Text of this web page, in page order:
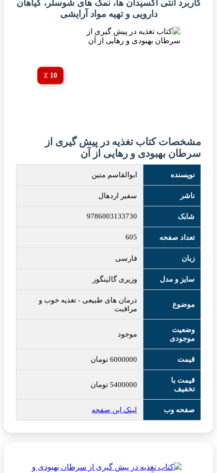
کاربرد آنتی اکسیدان ها، نمک های شوسلر، گیاهان
دارویی و تهیه مواد آرایشی
10 ٪
مشخصات کتاب تغذیه در پیش گیری از
سرطان بهبودی و رهایی از آن
نویسنده ابوالقاسم متین
ناشر سفیر اردهال
شابک 9786003133730
تعداد صفحه 605
زبان فارسی
سایز و مدل وزیری گالینگور
موضوع
درمان های طبیعی - تغذیه خوب و
مراقبت
وضعیت
موجودی
موجود
قیمت 6000000 تومان
قیمت با
تخفیف
5400000 تومان
صفحه وب لینک این صفحه